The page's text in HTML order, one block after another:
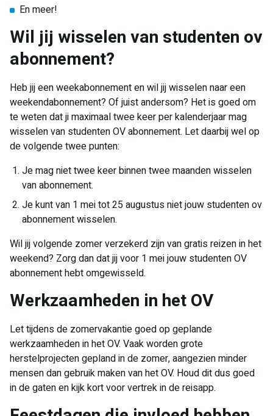
En meer!
Wil jij wisselen van studenten ov
abonnement?
Heb jij een weekabonnement en wil jij wisselen naar een
weekendabonnement? Of juist andersom? Het is goed om
te weten dat ji maximaal twee keer per kalenderjaar mag
wisselen van studenten OV abonnement. Let daarbij wel op
de volgende twee punten:
Je mag niet twee keer binnen twee maanden wisselen
van abonnement.
Je kunt van 1 mei tot 25 augustus niet jouw studenten ov
abonnement wisselen.
Wil jij volgende zomer verzekerd zijn van gratis reizen in het
weekend? Zorg dan dat jij voor 1 mei jouw studenten OV
abonnement hebt omgewisseld.
Werkzaamheden in het OV
Let tijdens de zomervakantie goed op geplande
werkzaamheden in het OV. Vaak worden grote
herstelprojecten gepland in de zomer, aangezien minder
mensen dan gebruik maken van het OV. Houd dit dus goed
in de gaten en kijk kort voor vertrek in de reisapp.